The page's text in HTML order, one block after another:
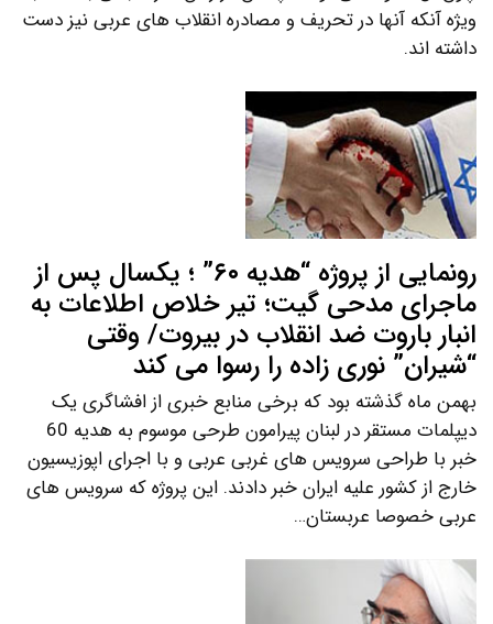
ویژه آنکه آنها در تحریف و مصادره انقلاب های عربی نیز دست
داشته اند.
رونمایی از پروژه “هدیه ۶۰” ؛ یکسال پس از
ماجرای مدحی گیت؛ تیر خلاص اطلاعات به
انبار باروت ضد انقلاب در بیروت/ وقتی
“شیران” نوری زاده را رسوا می کند
بهمن ماه گذشته بود که برخی منابع خبری از افشاگری یک
دیپلمات مستقر در لبنان پیرامون طرحی موسوم به هدیه 60
خبر با طراحی سرویس های غربی عربی و با اجرای اپوزیسیون
خارج از کشور علیه ایران خبر دادند. این پروژه که سرویس های
عربی خصوصا عربستان…